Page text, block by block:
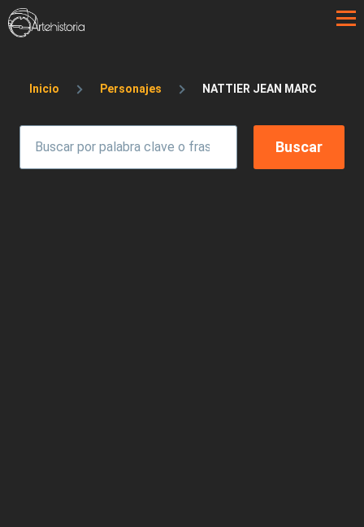
Pasar al contenido principal
Sobrescribir enlaces de ayuda a la
Inicio Personajes NATTIER JEAN MARC